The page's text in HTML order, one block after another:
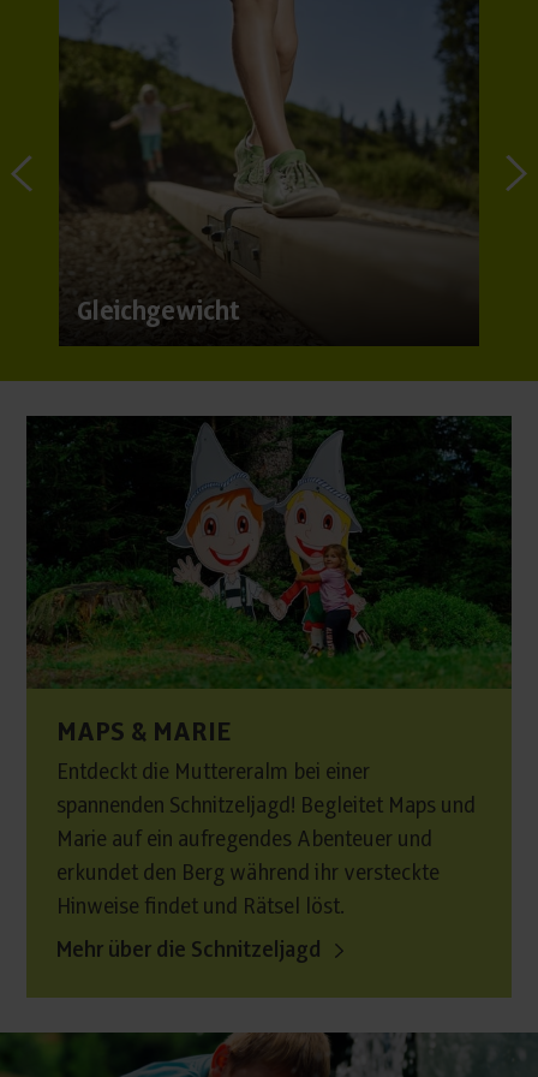
Gleichgewicht
MAPS & MARIE
Entdeckt die Muttereralm bei einer
spannenden Schnitzeljagd! Begleitet Maps und
Marie auf ein aufregendes Abenteuer und
erkundet den Berg während ihr versteckte
Hinweise findet und Rätsel löst.
Mehr über die Schnitzeljagd